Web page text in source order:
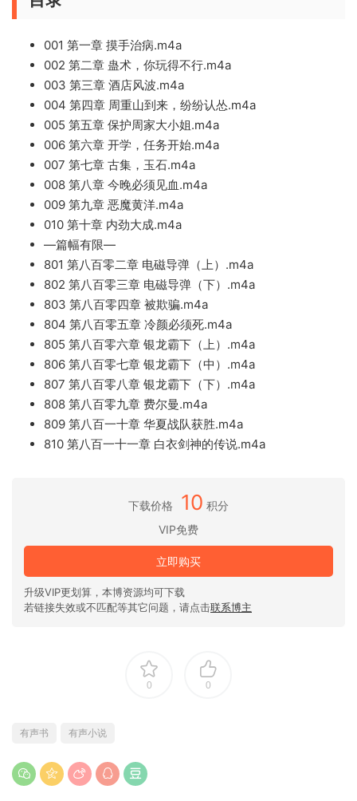
001 第一章 摸手治病.m4a
002 第二章 蛊术，你玩得不行.m4a
003 第三章 酒店风波.m4a
004 第四章 周重山到来，纷纷认怂.m4a
005 第五章 保护周家大小姐.m4a
006 第六章 开学，任务开始.m4a
007 第七章 古集，玉石.m4a
008 第八章 今晚必须见血.m4a
009 第九章 恶魔黄洋.m4a
010 第十章 内劲大成.m4a
—篇幅有限—
801 第八百零二章 电磁导弹（上）.m4a
802 第八百零三章 电磁导弹（下）.m4a
803 第八百零四章 被欺骗.m4a
804 第八百零五章 冷颜必须死.m4a
805 第八百零六章 银龙霸下（上）.m4a
806 第八百零七章 银龙霸下（中）.m4a
807 第八百零八章 银龙霸下（下）.m4a
808 第八百零九章 费尔曼.m4a
809 第八百一十章 华夏战队获胜.m4a
810 第八百一十一章 白衣剑神的传说.m4a
下载价格 10 积分
VIP免费
立即购买
升级VIP更划算，本博资源均可下载
若链接失效或不匹配等其它问题，请点击联系博主
0 0
有声书 有声小说